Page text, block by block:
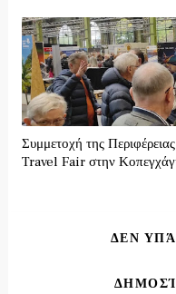
Συμμετοχή της
Travel Fair στην
ΔΕΝ